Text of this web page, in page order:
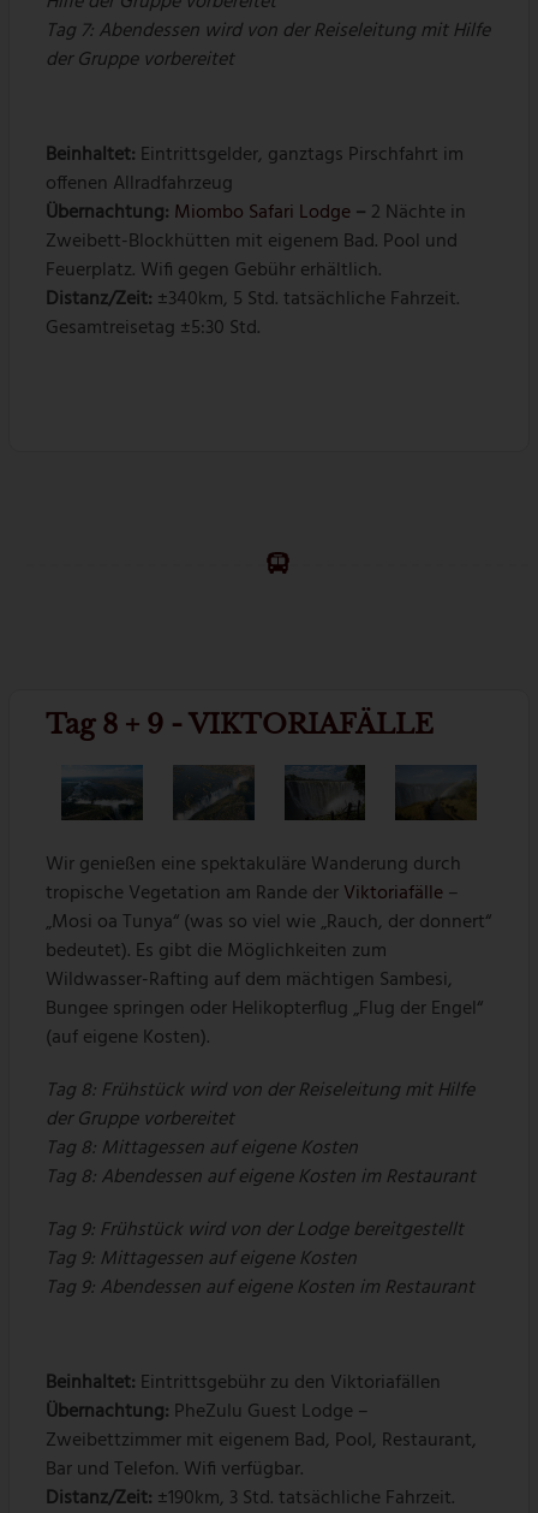
Tag 7: Abendessen wird von der Reiseleitung mit Hilfe
der Gruppe vorbereitet
Beinhaltet: Eintrittsgelder, ganztags Pirschfahrt im
offenen Allradfahrzeug
Übernachtung: Miombo Safari Lodge– 2 Nächte in
Zweibett-Blockhütten mit eigenem Bad. Pool und
Feuerplatz. Wifi gegen Gebühr erhältlich.
Distanz/Zeit: ±340km, 5 Std. tatsächliche Fahrzeit.
Gesamtreisetag ±5:30 Std.
Tag 8 + 9 - VIKTORIAFÄLLE
Wir genießen eine spektakuläre Wanderung durch
tropische Vegetation am Rande derViktoriafälle–
„Mosi oa Tunya“ (was so viel wie „Rauch, der donnert“
bedeutet). Es gibt die Möglichkeiten zum
Wildwasser-Rafting auf dem mächtigen Sambesi,
Bungee springen oder Helikopterflug „Flug der Engel“
(auf eigene Kosten).
Tag 8: Frühstück wird von der Reiseleitung mit Hilfe
der Gruppe vorbereitet
Tag 8: Mittagessen auf eigene Kosten
Tag 8: Abendessen auf eigene Kosten im Restaurant
Tag 9: Frühstück wird von der Lodge bereitgestellt
Tag 9: Mittagessen auf eigene Kosten
Tag 9: Abendessen auf eigene Kosten im Restaurant
Beinhaltet: Eintrittsgebühr zu den Viktoriafällen
Übernachtung: PheZulu Guest Lodge –
Zweibettzimmer mit eigenem Bad, Pool, Restaurant,
Bar und Telefon. Wifi verfügbar.
Distanz/Zeit: ±190km, 3 Std. tatsächliche Fahrzeit.